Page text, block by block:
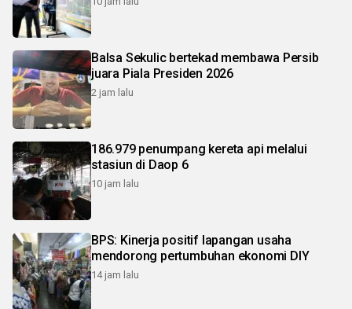
Balsa Sekulic bertekad membawa Persib
juara Piala Presiden 2026
2 jam lalu
186.979 penumpang kereta api melalui
stasiun di Daop 6
10 jam lalu
BPS: Kinerja positif lapangan usaha
mendorong pertumbuhan ekonomi DIY
14 jam lalu